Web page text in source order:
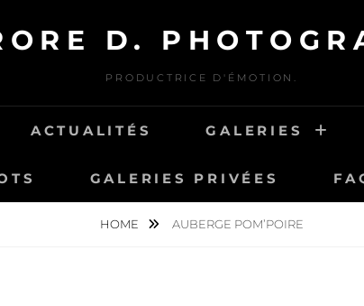
D.
PRODUCTRICE D'ÉMOTION.
ACTUALITÉS GALERIES
GALERIES PRIVÉES
HOME AUBERGE POM’POIRE